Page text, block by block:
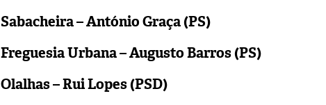
Sabacheira – António Graça (PS)
Freguesia Urbana – Augusto Barros (PS)
Olalhas – Rui Lopes (PSD)